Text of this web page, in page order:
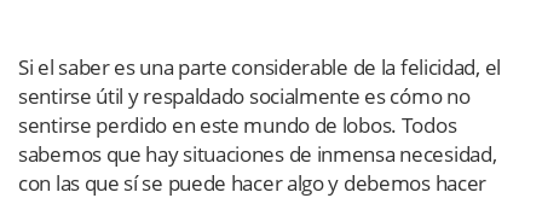
Si el saber es una parte considerable de la felicidad, el
sentirse útil y respaldado socialmente es cómo no
sentirse perdido en este mundo de lobos. Todos
sabemos que hay situaciones de inmensa necesidad,
con las que sí se puede hacer algo y debemos hacer